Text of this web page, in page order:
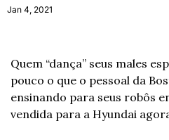
Jan 4, 2021
Quem “dança” seus males
pouco o que o pessoal da
ensinando para seus robôs
vendida para a Hyundai